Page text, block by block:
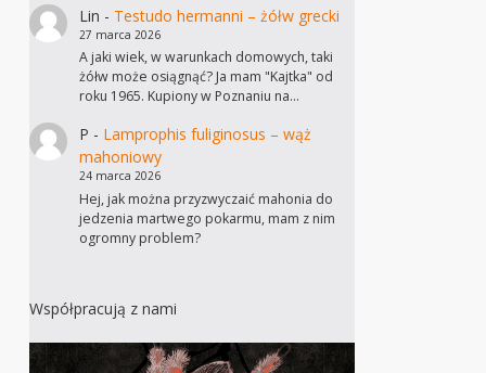
Lin - Testudo hermanni – żółw grecki
27 marca 2026
A jaki wiek, w warunkach domowych, taki
żółw może osiągnąć? Ja mam "Kajtka" od
roku 1965. Kupiony w Poznaniu na…
P - Lamprophis fuliginosus – wąż
mahoniowy
24 marca 2026
Hej, jak można przyzwyczaić mahonia do
jedzenia martwego pokarmu, mam z nim
ogromny problem?
Współpracują z nami